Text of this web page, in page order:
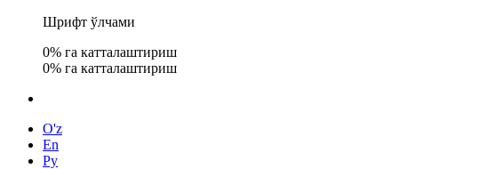
Шрифт ўлчами
0% га катталаштириш
0% га катталаштириш
O'z
En
Ру